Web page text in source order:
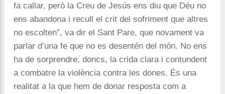
fa callar, però la Creu de Jesús ens diu que Déu no
ens abandona i recull el crit del sofriment que altres
no escolten”, va dir el Sant Pare, que novament va
parlar d’una fe que no es desentén del món. No ens
ha de sorprendre, doncs, la crida clara i contundent
a combatre la violència contra les dones. És una
realitat a la que hem de donar resposta com a